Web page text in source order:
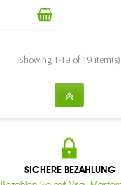
Showing 1-19 of 19 item(s)
SICHERE BEZAHLUNG